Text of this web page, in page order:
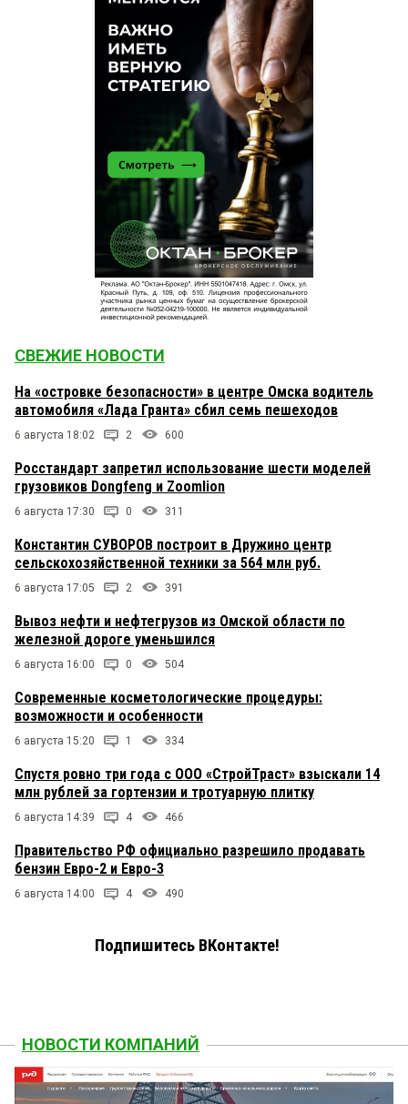
СВЕЖИЕ НОВОСТИ
На «островке безопасности» в центре Омска водитель
автомобиля «Лада Гранта» сбил семь пешеходов
6 августа 18:02 2 600
Росстандарт запретил использование шести моделей
грузовиков Dongfeng и Zoomlion
6 августа 17:30 0 311
Константин СУВОРОВ построит в Дружино центр
сельскохозяйственной техники за 564 млн руб.
6 августа 17:05 2 391
Вывоз нефти и нефтегрузов из Омской области по
железной дороге уменьшился
6 августа 16:00 0 504
Современные косметологические процедуры:
возможности и особенности
6 августа 15:20 1 334
Спустя ровно три года с ООО «СтройТраст» взыскали 14
млн рублей за гортензии и тротуарную плитку
6 августа 14:39 4 466
Правительство РФ официально разрешило продавать
бензин Евро-2 и Евро-3
6 августа 14:00 4 490
Подпишитесь ВКонтакте!
НОВОСТИ КОМПАНИЙ